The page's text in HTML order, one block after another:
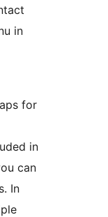
in
for
in
can
In